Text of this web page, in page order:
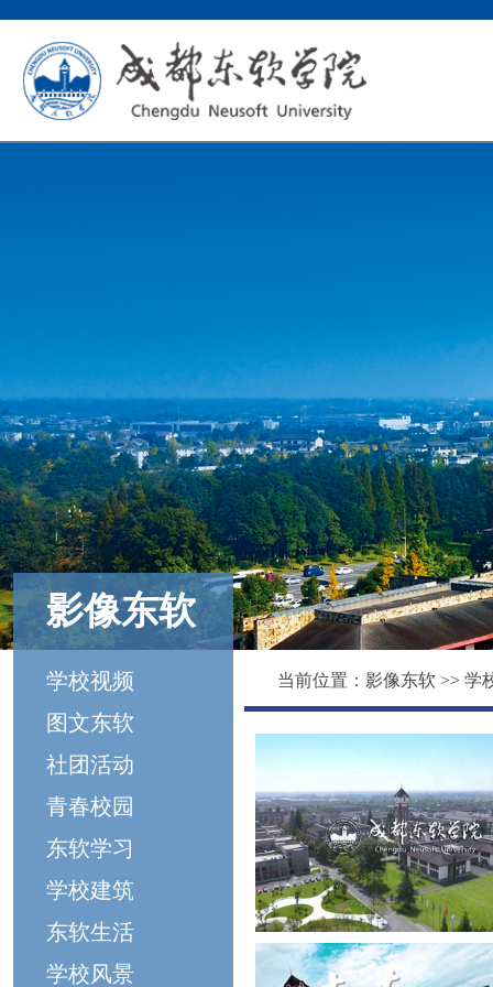
影像东软
学校视频
图文东软
社团活动
青春校园
东软学习
学校建筑
东软生活
学校风景
当前位置： 影像东软 >> 学